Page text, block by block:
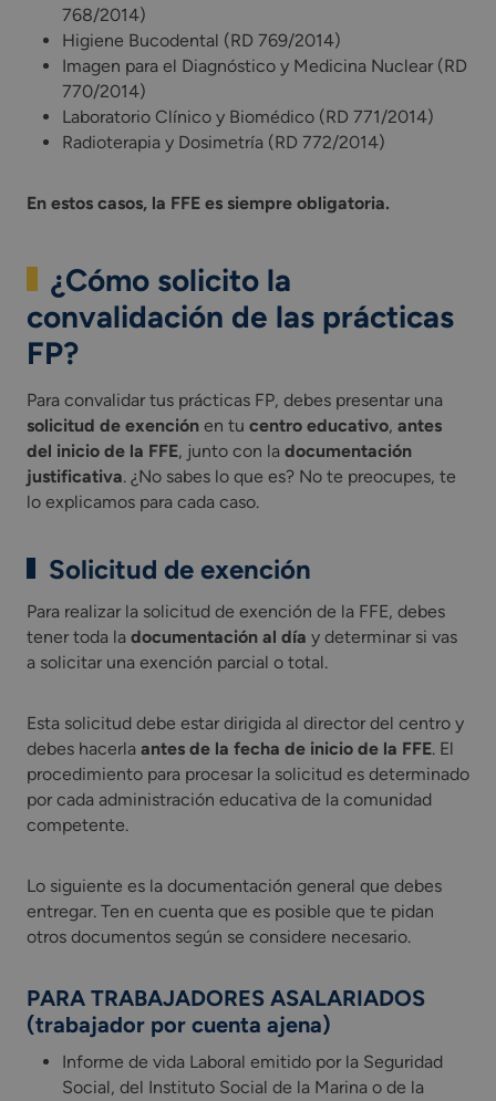
768/2014)
Higiene Bucodental (RD 769/2014)
Imagen para el Diagnóstico y Medicina Nuclear (RD
770/2014)
Laboratorio Clínico y Biomédico (RD 771/2014)
Radioterapia y Dosimetría (RD 772/2014)
En estos casos, la FFE es siempre obligatoria.
¿Cómo solicito la
convalidación de las prácticas
FP?
Para convalidar tus prácticas FP, debes presentar una
solicitud de exención en tu centro educativo, antes
del inicio de la FFE, junto con la documentación
justificativa. ¿No sabes lo que es? No te preocupes, te
lo explicamos para cada caso.
Solicitud de exención
Para realizar la solicitud de exención de la FFE, debes
tener toda la documentación al día y determinar si vas
a solicitar una exención parcial o total.
Esta solicitud debe estar dirigida al director del centro y
debes hacerla antes de la fecha de inicio de la FFE. El
procedimiento para procesar la solicitud es determinado
por cada administración educativa de la comunidad
competente.
Lo siguiente es la documentación general que debes
entregar. Ten en cuenta que es posible que te pidan
otros documentos según se considere necesario.
PARA TRABAJADORES ASALARIADOS
(trabajador por cuenta ajena)
Informe de vida Laboral emitido por la Seguridad
Social, del Instituto Social de la Marina o de la